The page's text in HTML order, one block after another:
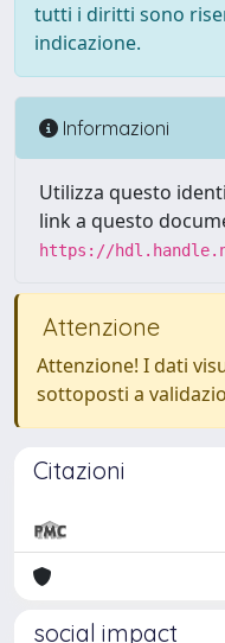
tutti i diritti sono
indicazione.
Informazioni
Utilizza questo
link a questo
https://
Attenzione
Attenzione! I dati
sottoposti a
Citazioni
social impact